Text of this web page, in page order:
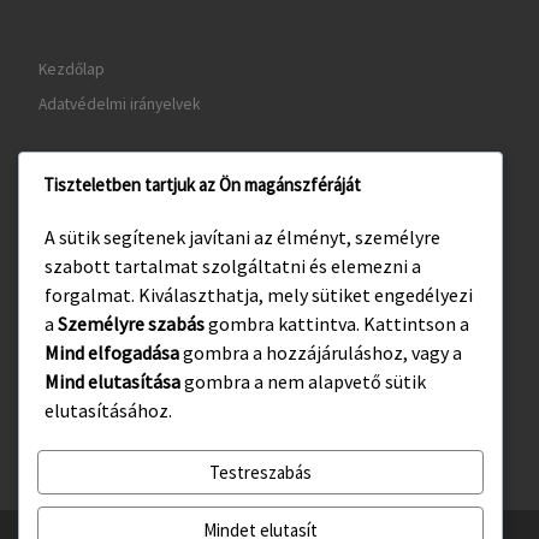
Kezdőlap
Adatvédelmi irányelvek
www.visitgyula.com
www.gyulakult.hu
Facebook Instagram
Tiszteletben tartjuk az Ön magánszféráját
A sütik segítenek javítani az élményt, személyre
szabott tartalmat szolgáltatni és elemezni a
forgalmat. Kiválaszthatja, mely sütiket engedélyezi
a Személyre szabásgombra kattintva. Kattintson a
Mind elfogadásagombra a hozzájáruláshoz, vagy a
Mind elutasításagombra a nem alapvető sütik
elutasításához.
Testreszabás
Mindet elutasít